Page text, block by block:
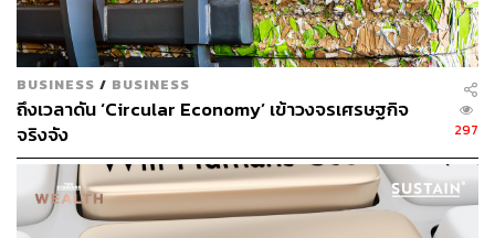
การออกพันธบัตรในครั้งนี้จึงตอกย้ำความมุ่งมั่นของ EXIM
BANK ในการบริหารจัดการการเงินอย่างมีความรับผิดชอบ
ตั้งแต่ต้นน้ำถึงปลายน้ำ ขยายผลความร่วมมือระหว่างหน่วย
งานภาครัฐและภาคเอกชนให้ดำเนินธุรกิจด้วยความรับผิด
ชอบต่อสังคมและสิ่งแวดล้อม ตลอดจนเป้าหมายการพัฒนาที่
ยั่งยืนขององค์การสหประชาชาติ นำไปสู่ความร่วมมือระดับ
ชุมชน สังคม และนานาประเทศ เพื่อสร้างโลกที่สะอาดและ
เติบโตอย่างสมดุลในทุกมิติ
BUSINESS / BUSINESS
ถึงเวลาดัน ‘Circular Economy’ เข้าวงจรเศรษฐกิจ
จริงจัง
297